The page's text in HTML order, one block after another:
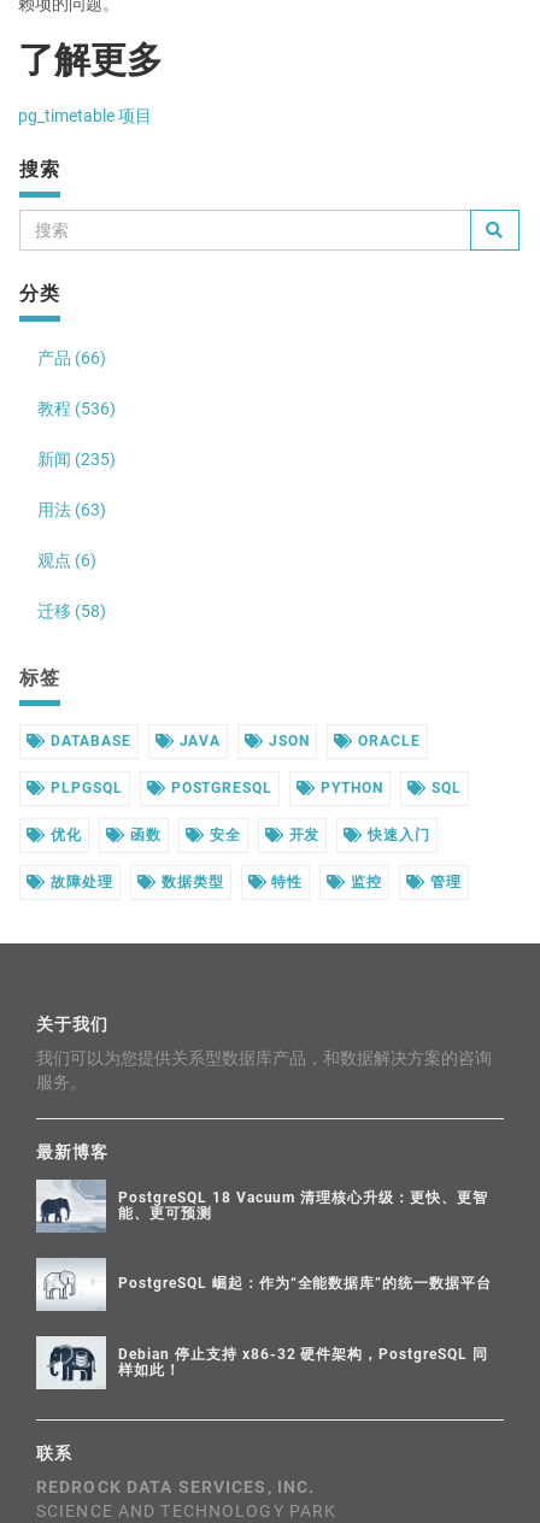
了解更多
pg_timetable 项目
搜索
分类
产品 (66)
教程 (536)
新闻 (235)
用法 (63)
观点 (6)
迁移 (58)
标签
DATABASE JAVA JSON ORACLE
PLPGSQL POSTGRESQL PYTHON SQL
优化 函数 安全 开发 快速入门
故障处理 数据类型 特性 监控 管理
关于我们
我们可以为您提供关系型数据库产品，和数据解决方案的咨询
服务。
最新博客
PostgreSQL 18 Vacuum 清理核心升级：更快、更智
能、更可预测
PostgreSQL 崛起：作为“全能数据库”的统一数据平台
Debian 停止支持 x86-32 硬件架构，PostgreSQL 同
样如此！
联系
REDROCK DATA SERVICES, INC.
SCIENCE AND TECHNOLOGY PARK